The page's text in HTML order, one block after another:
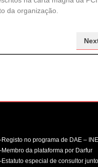
da organização.
-Registo no programa de DAE –
-Membro da plataforma por Darfur
-Estatuto especial de consultor